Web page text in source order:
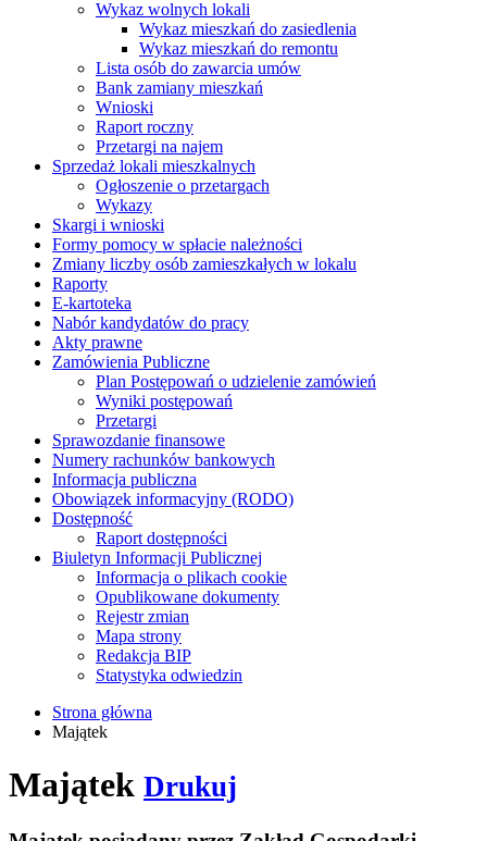
Wykaz wolnych lokali
Wykaz mieszkań do zasiedlenia
Wykaz mieszkań do remontu
Lista osób do zawarcia umów
Bank zamiany mieszkań
Wnioski
Raport roczny
Przetargi na najem
Sprzedaż lokali mieszkalnych
Ogłoszenie o przetargach
Wykazy
Skargi i wnioski
Formy pomocy w spłacie należności
Zmiany liczby osób zamieszkałych w lokalu
Raporty
E-kartoteka
Nabór kandydatów do pracy
Akty prawne
Zamówienia Publiczne
Plan Postępowań o udzielenie zamówień
Wyniki postępowań
Przetargi
Sprawozdanie finansowe
Numery rachunków bankowych
Informacja publiczna
Obowiązek informacyjny (RODO)
Dostępność
Raport dostępności
Biuletyn Informacji Publicznej
Informacja o plikach cookie
Opublikowane dokumenty
Rejestr zmian
Mapa strony
Redakcja BIP
Statystyka odwiedzin
Strona główna
Majątek
Majątek Drukuj